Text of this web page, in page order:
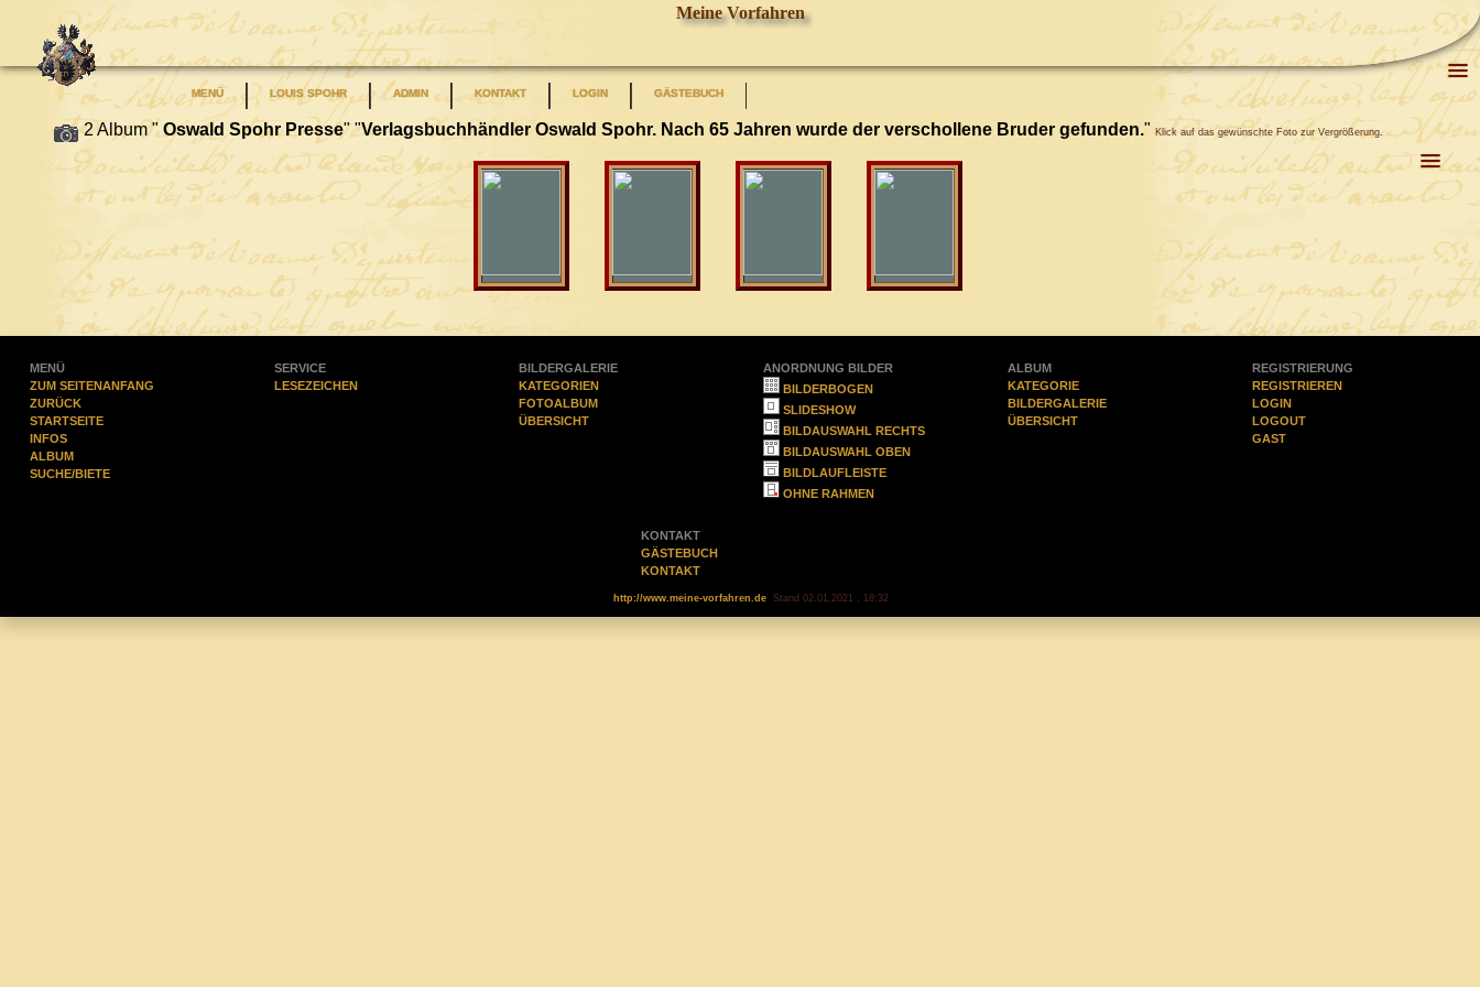
Meine Vorfahren
MENÜ LOUIS SPOHR ADMIN KONTAKT LOGIN GÄSTEBUCH
2 Album "Oswald Spohr Presse" "Verlagsbuchhändler Oswald Spohr. Nach 65 Jahren wurde der verschollene Bruder gefunden." Klick auf das gewünschte Foto zur Vergrößerung.
MENÜ
ZUM SEITENANFANG
ZURÜCK
STARTSEITE
INFOS
ALBUM
SUCHE/BIETE
SERVICE
LESEZEICHEN
BILDERGALERIE
KATEGORIEN
FOTOALBUM
ÜBERSICHT
ANORDNUNG BILDER
BILDERBOGEN
SLIDESHOW
BILDAUSWAHL RECHTS
BILDAUSWAHL OBEN
BILDLAUFLEISTE
OHNE RAHMEN
ALBUM
KATEGORIE
BILDERGALERIE
ÜBERSICHT
REGISTRIERUNG
REGISTRIEREN
LOGIN
LOGOUT
GAST
KONTAKT
GÄSTEBUCH
KONTAKT
http://www.meine-vorfahren.de Stand 02.01.2021 , 18:32